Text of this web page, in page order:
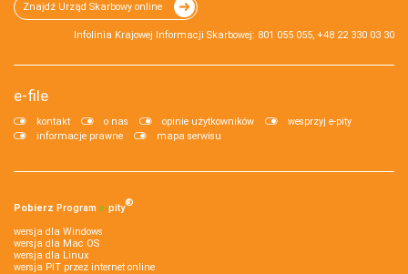
Znajdź Urząd Skarbowy online
Infolinia Krajowej Informacji Skarbowej: 801 055 055, +48 22 330 03 30
e-file
kontakt o nas opinie użytkowników
wesprzyj e-pity
informacje prawne
mapa serwisu
Pobierz Program e‑pity®
wersja dla Windows
wersja dla Mac OS
wersja dla Linux
wersja PIT przez internet online